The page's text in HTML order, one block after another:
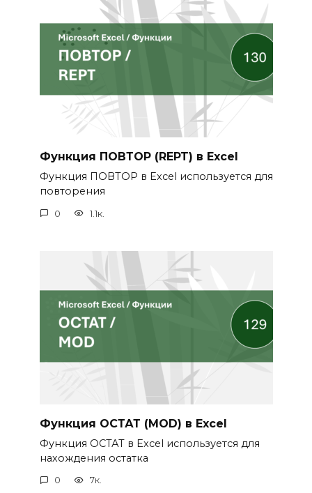
Функция ПОВТОР (REPT) в Excel
Функция ПОВТОР в Excel используется для
повторения
0 1.1к.
Функция ОСТАТ (MOD) в Excel
Функция ОСТАТ в Excel используется для
нахождения остатка
0 7к.